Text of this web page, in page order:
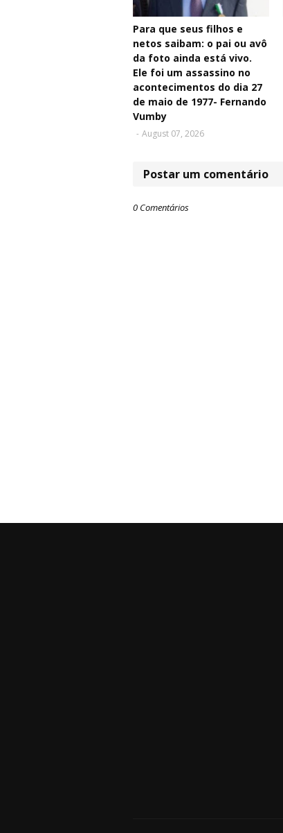
Para que seus filhos e
netos saibam: o pai ou avô
da foto ainda está vivo.
Ele foi um assassino no
acontecimentos do dia 27
de maio de 1977- Fernando
Vumby
- August 07, 2026
Postar um comentário
0 Comentários